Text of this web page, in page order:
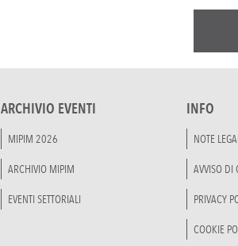
ARCHIVIO EVENTI
MIPIM 2026
ARCHIVIO MIPIM
EVENTI SETTORIALI
INFO
NOTE
AVVISO DI
PRIVACY
COOKIE